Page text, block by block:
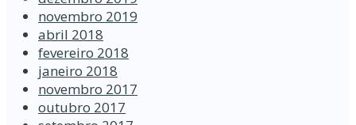
novembro 2019
abril 2018
fevereiro 2018
janeiro 2018
novembro 2017
outubro 2017